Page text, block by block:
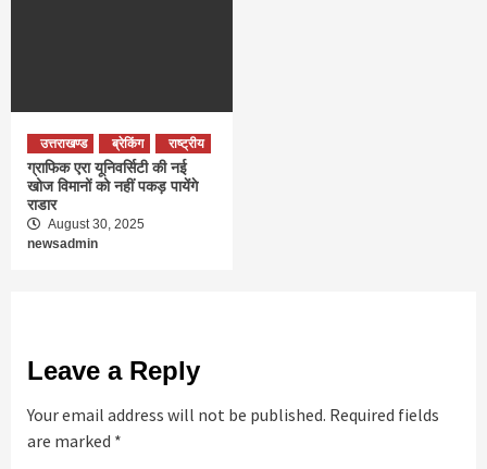
उत्तराखण्ड ब्रेकिंग राष्ट्रीय
ग्राफिक एरा यूनिवर्सिटी की नई
खोज विमानों को नहीं पकड़ पायेंगे
राडार
August 30, 2025
newsadmin
Leave a Reply
Your email address will not be published. Required fields
are marked *